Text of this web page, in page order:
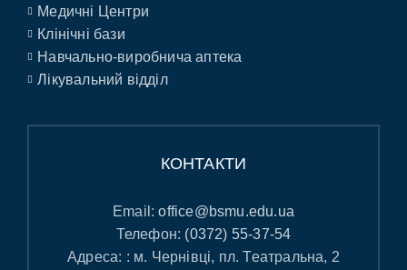
Медичні Центри
Клінічні бази
Навчально-виробнича аптека
Лікувальний відділ
КОНТАКТИ
Email:office@bsmu.edu.ua
Телефон: (0372) 55-37-54
Адреса: : м. Чернівці, пл. Театральна, 2